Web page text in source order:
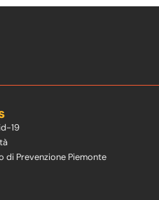
19
di Prevenzione Piemonte